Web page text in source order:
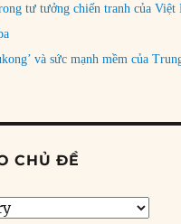
tư tưởng chiến tranh của Việt
và sức mạnh mềm của
CHỦ ĐỀ